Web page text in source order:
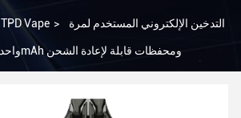
TPD Vape > التدخين الإلكتروني المستخدم لمرة
واحدة مع بطارية بطاقة 850mAh ومحفظات قابلة لإعادة الشحن